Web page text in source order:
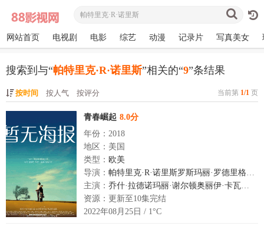
网站首页 电视剧 电影 综艺 动漫 记录片 写真美女
搜索到与“帕特里克·R·诺里斯”相关的“9”条结果
按时间 按人气 按评分 当前第 1/1 页
青春崛起 8.0分
年份：2018
地区：美国
类型： 欧美
导演： 帕特里克·R·诺里斯罗斯玛丽·罗德里格兹
主演： 乔什·拉德诺玛丽·谢尔顿奥丽伊·卡瓦洛戴蒙·J·格里斯佩
资源：更新至10集完结
2022年08月25日 / 1°C